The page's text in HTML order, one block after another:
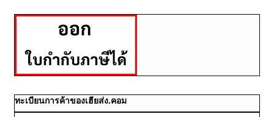
ทะเบียนการค้าของเฮียส่ง.คอม